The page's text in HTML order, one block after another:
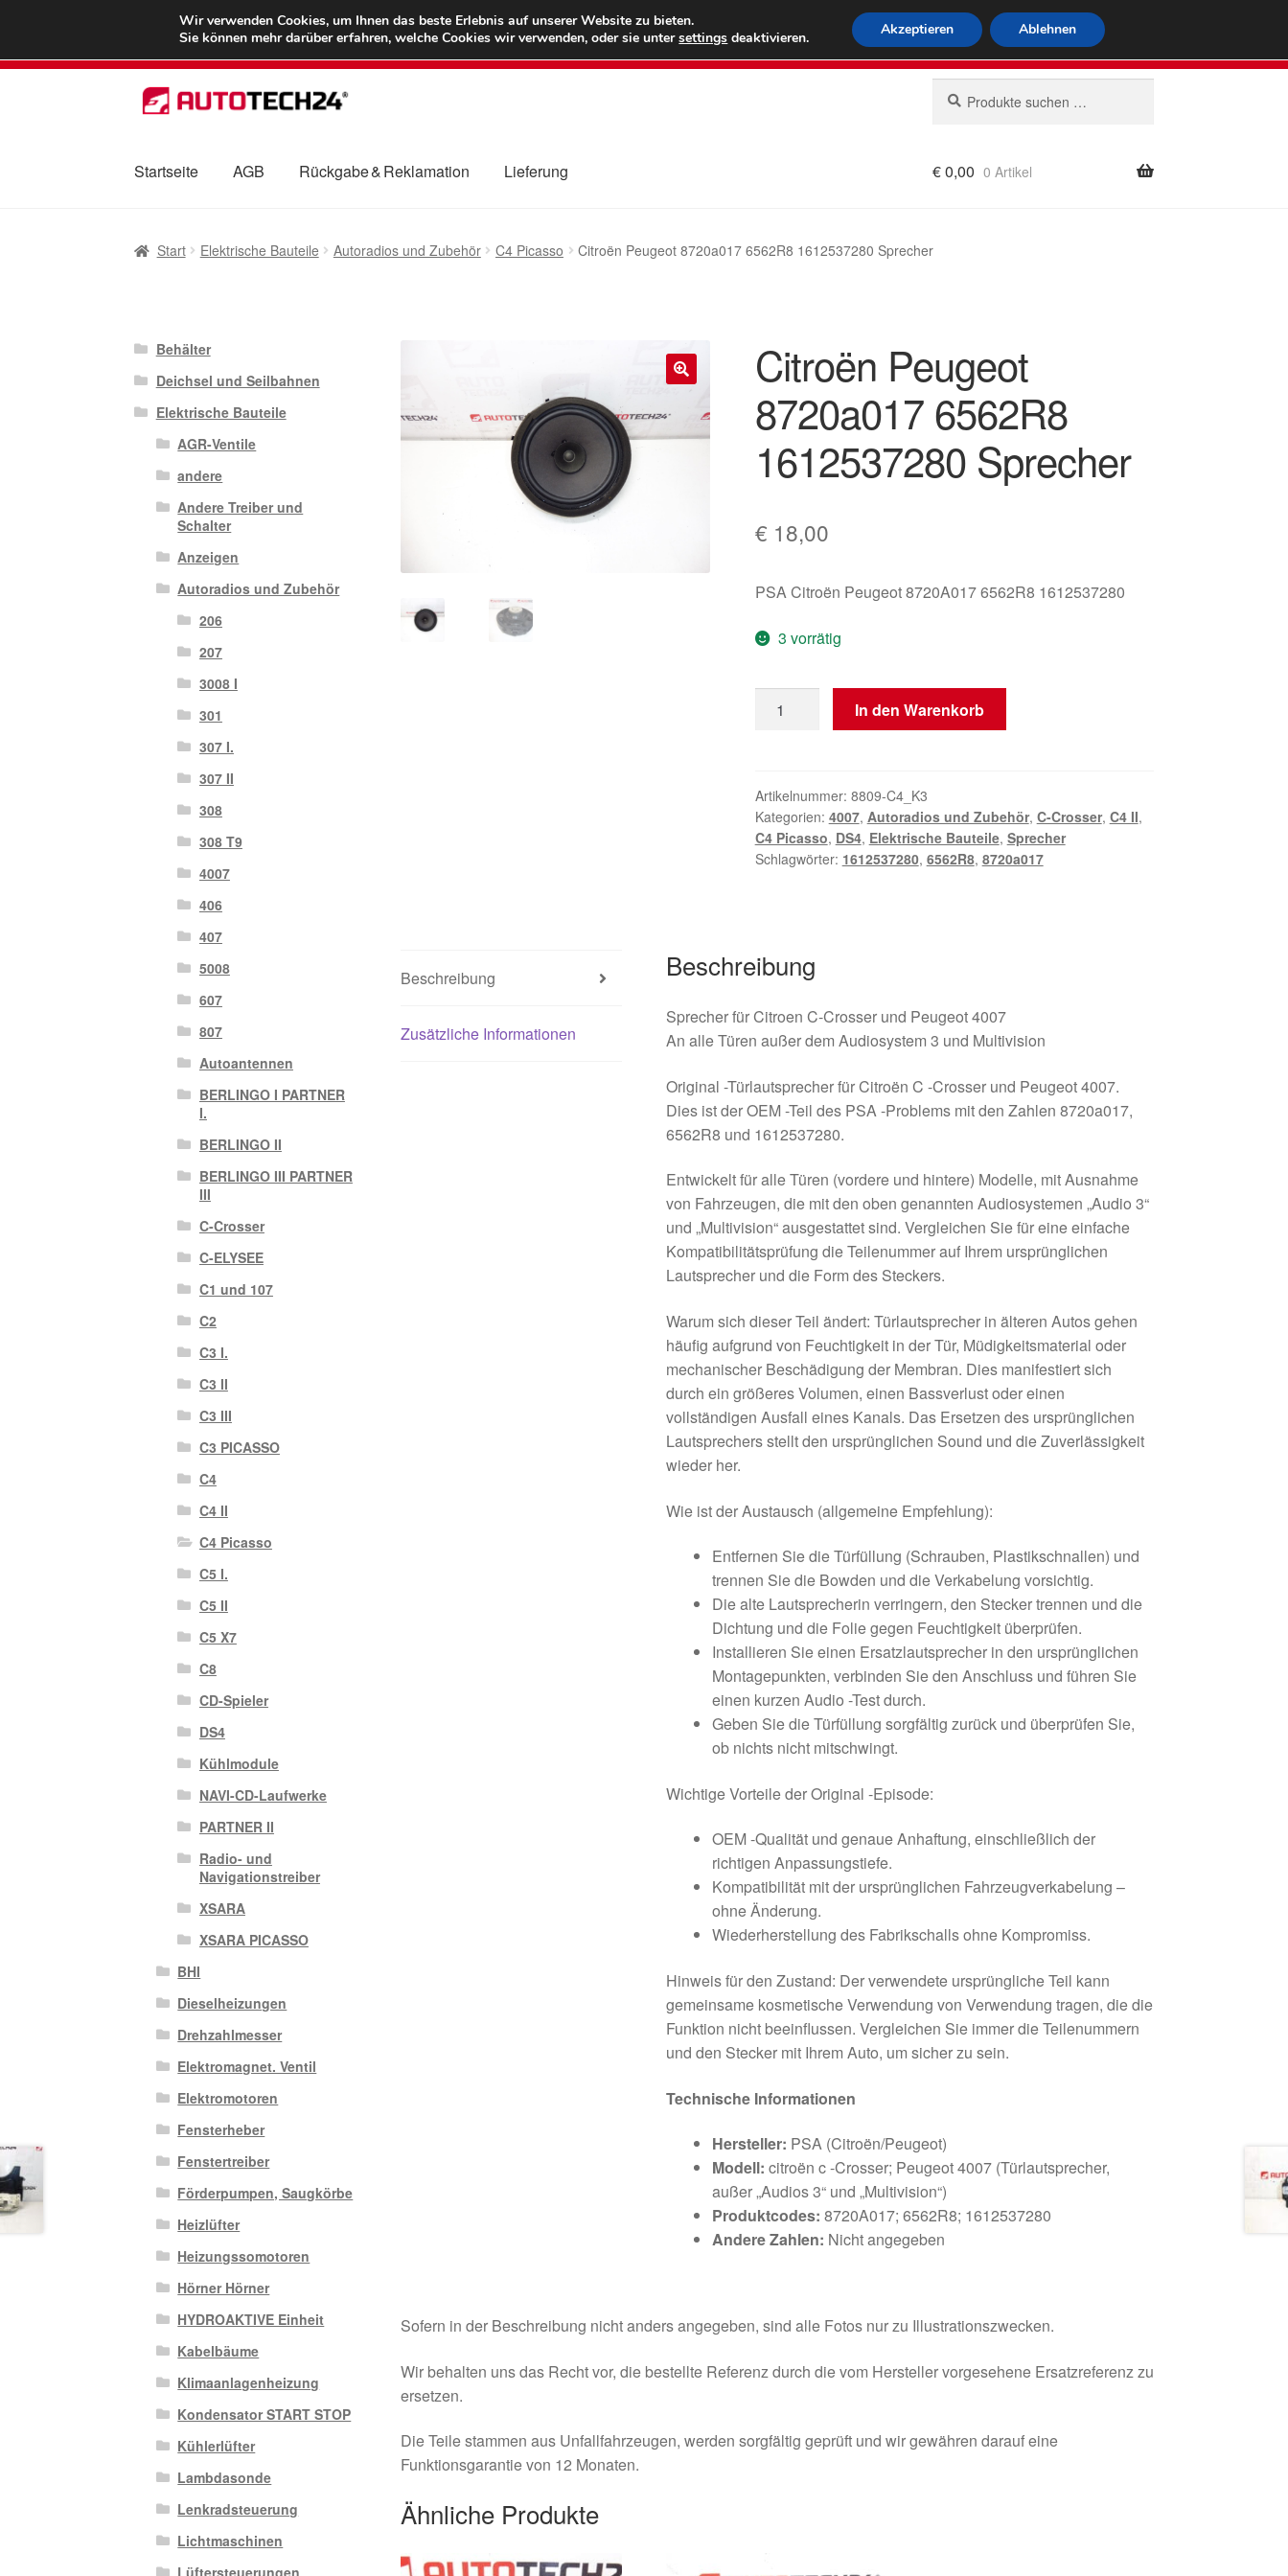
LIEFERUNG ab 6 EUR
Weltweiter Versand
(800) 500 564Mo-Fr 9-16 Uhr
Zur
Navigation
Zum
Inhalt
nach:
Startseite AGB Rückgabe & Reklamation Lieferung €0,00 0 Artikel
Start Elektrische Bauteile Autoradios und Zubehör C4 Picasso Citroën Peugeot 8720a017 6562R8 1612537280 Sprecher
Citroën Peugeot
8720a017 6562R8
1612537280 Sprecher
€ 18,00
PSA Citroën Peugeot 8720A017 6562R8 1612537280
3 vorrätig
Peugeot
1612537280
Sprecher
Menge
In den Warenkorb
Artikelnummer: 8809-C4_K3
Kategorien: 4007, Autoradios und Zubehör, C-Crosser, C4 II,
C4 Picasso, DS4, Elektrische Bauteile, Sprecher
Schlagwörter: 1612537280, 6562R8, 8720a017
Beschreibung
Zusätzliche Informationen
Beschreibung
Sprecher für Citroen C-Crosser und Peugeot 4007
An alle Türen außer dem Audiosystem 3 und Multivision
Original -Türlautsprecher für Citroën C -Crosser und Peugeot 4007.
Dies ist der OEM -Teil des PSA -Problems mit den Zahlen 8720a017,
6562R8 und 1612537280.
Entwickelt für alle Türen (vordere und hintere) Modelle, mit Ausnahme
von Fahrzeugen, die mit den oben genannten Audiosystemen „Audio 3“
und „Multivision“ ausgestattet sind. Vergleichen Sie für eine einfache
Kompatibilitätsprüfung die Teilenummer auf Ihrem ursprünglichen
Lautsprecher und die Form des Steckers.
Warum sich dieser Teil ändert: Türlautsprecher in älteren Autos gehen
häufig aufgrund von Feuchtigkeit in der Tür, Müdigkeitsmaterial oder
mechanischer Beschädigung der Membran. Dies manifestiert sich
durch ein größeres Volumen, einen Bassverlust oder einen
vollständigen Ausfall eines Kanals. Das Ersetzen des ursprünglichen
Lautsprechers stellt den ursprünglichen Sound und die Zuverlässigkeit
wieder her.
Wie ist der Austausch (allgemeine Empfehlung):
Entfernen Sie die Türfüllung (Schrauben, Plastikschnallen) und
trennen Sie die Bowden und die Verkabelung vorsichtig.
Die alte Lautsprecherin verringern, den Stecker trennen und die
Dichtung und die Folie gegen Feuchtigkeit überprüfen.
Installieren Sie einen Ersatzlautsprecher in den ursprünglichen
Montagepunkten, verbinden Sie den Anschluss und führen Sie
einen kurzen Audio -Test durch.
Geben Sie die Türfüllung sorgfältig zurück und überprüfen Sie,
ob nichts nicht mitschwingt.
Wichtige Vorteile der Original -Episode:
OEM -Qualität und genaue Anhaftung, einschließlich der
richtigen Anpassungstiefe.
Kompatibilität mit der ursprünglichen Fahrzeugverkabelung –
ohne Änderung.
Wiederherstellung des Fabrikschalls ohne Kompromiss.
Hinweis für den Zustand: Der verwendete ursprüngliche Teil kann
gemeinsame kosmetische Verwendung von Verwendung tragen, die die
Funktion nicht beeinflussen. Vergleichen Sie immer die Teilenummern
und den Stecker mit Ihrem Auto, um sicher zu sein.
Technische Informationen
Hersteller: PSA (Citroën/Peugeot)
Modell:citroën c -Crosser; Peugeot 4007 (Türlautsprecher,
außer „Audios 3“ und „Multivision“)
Produktcodes:8720A017; 6562R8; 1612537280
Andere Zahlen: Nicht angegeben
Sofern in der Beschreibung nicht anders angegeben, sind alle Fotos nur zu Illustrationszwecken.
Wir behalten uns das Recht vor, die bestellte Referenz durch die vom Hersteller vorgesehene Ersatzreferenz zu
ersetzen.
Die Teile stammen aus Unfallfahrzeugen, werden sorgfältig geprüft und wir gewähren darauf eine
Funktionsgarantie von 12 Monaten.
Ähnliche Produkte
Behälter
Deichsel und Seilbahnen
Elektrische Bauteile
AGR-Ventile
andere
Andere Treiber und
Schalter
Anzeigen
Autoradios und Zubehör
206
207
3008 I
301
307 I.
307 II
308
308 T9
4007
406
407
5008
607
807
Autoantennen
BERLINGO I PARTNER
I.
BERLINGO II
BERLINGO III PARTNER
III
C-Crosser
C-ELYSEE
C1 und 107
C2
C3 I.
C3 II
C3 III
C3 PICASSO
C4
C4 II
C4 Picasso
C5 I.
C5 II
C5 X7
C8
CD-Spieler
DS4
Kühlmodule
NAVI-CD-Laufwerke
PARTNER II
Radio- und
Navigationstreiber
XSARA
XSARA PICASSO
BHI
Dieselheizungen
Drehzahlmesser
Elektromagnet. Ventil
Elektromotoren
Fensterheber
Fenstertreiber
Förderpumpen, Saugkörbe
Heizlüfter
Heizungssomotoren
Hörner Hörner
HYDROAKTIVE Einheit
Kabelbäume
Klimaanlagenheizung
Kondensator START STOP
Kühlerlüfter
Lambdasonde
Lenkradsteuerung
Lichtmaschinen
Wir verwenden Cookies, um Ihnen das beste Erlebnis auf unserer Website zu bieten.
Sie können mehr darüber erfahren, welche Cookies wir verwenden, oder sie untersettings deaktivieren. Akzeptieren Ablehnen